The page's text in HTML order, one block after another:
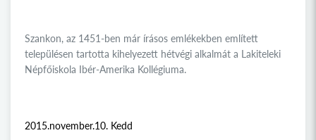
Szankon, az 1451-ben már írásos emlékekben említett
településen tartotta kihelyezett hétvégi alkalmát a Lakiteleki
Népfőiskola Ibér-Amerika Kollégiuma.
2015.november.10. Kedd